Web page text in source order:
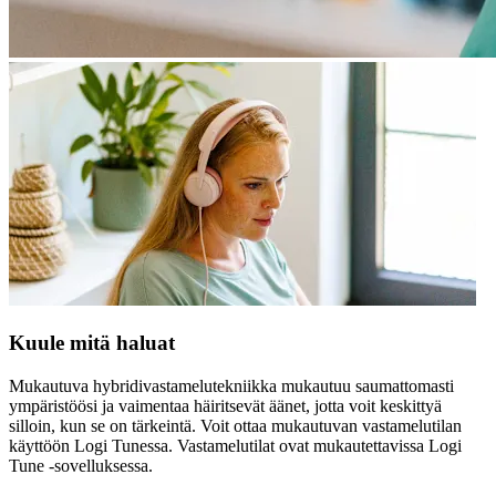
Kuule mitä haluat
Mukautuva hybridivastamelutekniikka mukautuu saumattomasti
ympäristöösi ja vaimentaa häiritsevät äänet, jotta voit keskittyä
silloin, kun se on tärkeintä. Voit ottaa mukautuvan vastamelutilan
käyttöön Logi Tunessa. Vastamelutilat ovat mukautettavissa Logi
Tune -sovelluksessa.